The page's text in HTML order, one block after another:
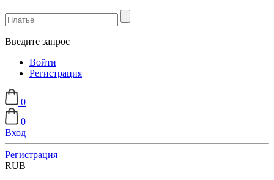
Введите запрос
Войти
Регистрация
0
0
Вход
Регистрация
RUB